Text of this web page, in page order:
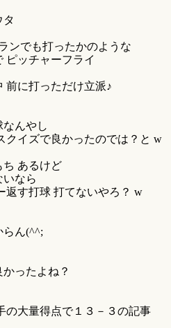
タ
ンでも打ったかのような
ピッチャーフライ
前に打っただけ立派♪
んやし
クイズで良かったのでは？と w
ち あるけど
いなら
返す打球 打てないやろ？ w
らん(^^;
ったよね？
の大量得点で１３－３の記事